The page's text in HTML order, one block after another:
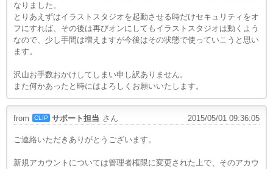
なりました。
とりあえずはイラストスタジオを起動させる時だけセキュリティをオ
フにすれば、その後は再びオンにしてもイラストスタジオは動くよう
なので、少し手間は増えますが今後はその状態で使っていこうと思い
ます。
沢山お手数おかけしてしまい申し訳ありません。
また何かあったと時にはよろしくお願いいたします。
from CLIP サポート担当 さん 2015/05/01 09:36:05
ご連絡いただきありがとうございます。
新規アカウントについては管理者権限に変更された上で、そのアカウ